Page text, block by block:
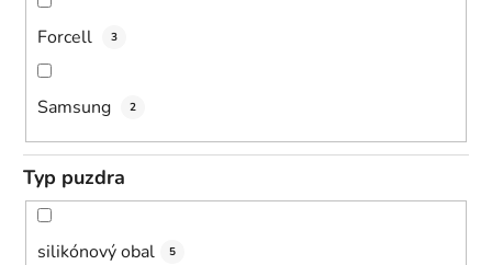
Forcell 3
Samsung 2
Typ puzdra
silikónový obal 5